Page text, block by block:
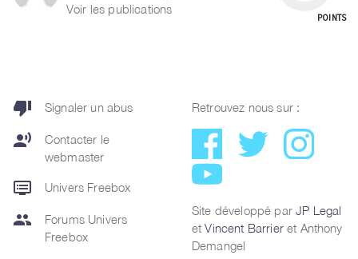
Voir les publications
POINTS
thumb_down Signaler un abus
record_voice_over
Contacter le
webmaster
dvr Univers Freebox
group
Forums Univers
Freebox
Retrouvez nous sur :
Site développé parJP Legal
etVincent Barrieret Anthony
Demangel